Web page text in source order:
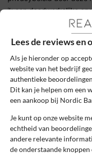
ik een daadwerkelijke
controlebeleid
authentiek zijn.
Het gebruik van deze
gebruikers geheel
affiliate links, waarvoor
Online kopen»
Betrouwbare en
Lees de reviews en
Als je hieronder op
website van het bedrijf
authentieke
Dit kan je helpen om een
een aankoop bij Nordic
Je kunt op onze website
echtheid van
andere relevante
de onderstaande